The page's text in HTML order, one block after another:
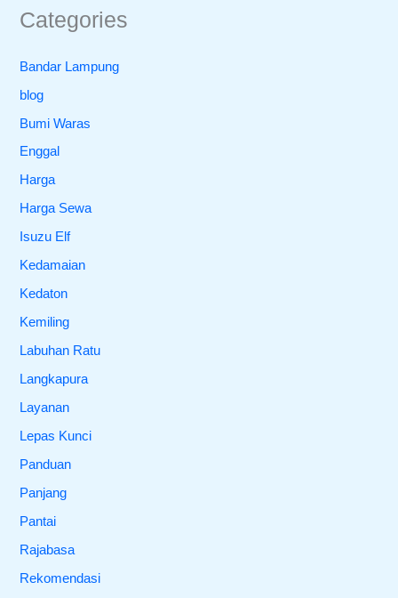
Categories
Bandar Lampung
blog
Bumi Waras
Enggal
Harga
Harga Sewa
Isuzu Elf
Kedamaian
Kedaton
Kemiling
Labuhan Ratu
Langkapura
Layanan
Lepas Kunci
Panduan
Panjang
Pantai
Rajabasa
Rekomendasi